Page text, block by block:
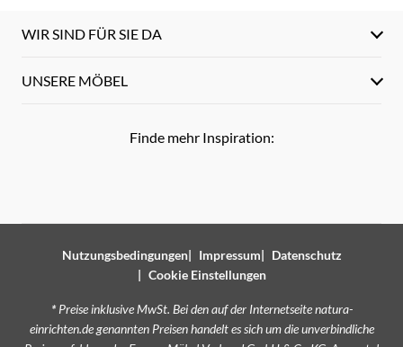
WIR SIND FÜR SIE DA
UNSERE MÖBEL
Finde mehr Inspiration:
Nutzungsbedingungen Impressum
Datenschutz
Cookie Einstellungen
*Preise inklusive MwSt. Bei den auf der Internetseite natura-
einrichten.de genannten Preisen handelt es sich um die unverbindliche